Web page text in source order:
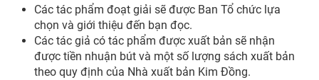
Các tác phẩm đoạt giải sẽ được Ban Tổ chức lựa
chọn và giới thiệu đến bạn đọc.
Các tác giả có tác phẩm được xuất bản sẽ nhận
được tiền nhuận bút và một số lượng sách xuất bản
theo quy định của Nhà xuất bản Kim Đồng.